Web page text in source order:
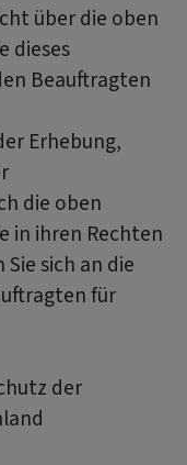
über die oben
dieses
Beauftragten
Erhebung,
die oben
in ihren Rechten
sich an die
für
der